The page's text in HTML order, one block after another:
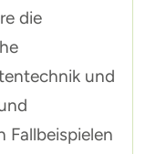
die
und
Fallbeispielen